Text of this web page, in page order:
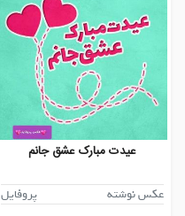
عیدت مبارک عشق جانم
عکس نوشته پروفایل